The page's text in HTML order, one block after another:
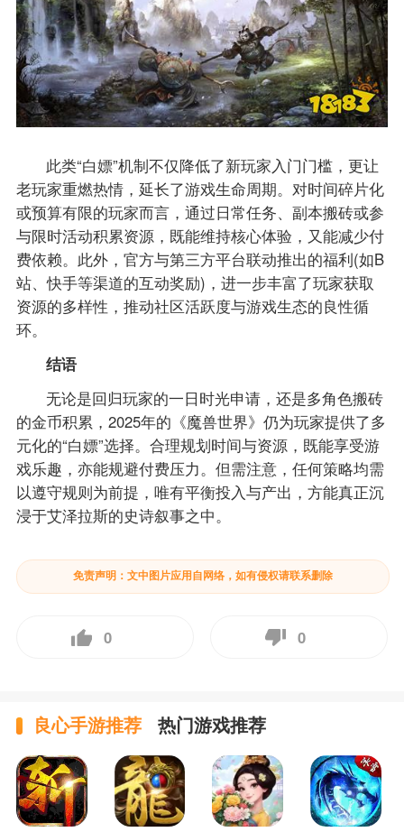
此类“白嫖”机制不仅降低了新玩家入门门槛，更让
老玩家重燃热情，延长了游戏生命周期。对时间碎片化
或预算有限的玩家而言，通过日常任务、副本搬砖或参
与限时活动积累资源，既能维持核心体验，又能减少付
费依赖。此外，官方与第三方平台联动推出的福利(如B
站、快手等渠道的互动奖励)，进一步丰富了玩家获取
资源的多样性，推动社区活跃度与游戏生态的良性循
环。
​​结语​​
无论是回归玩家的一日时光申请，还是多角色搬砖
的金币积累，2025年的《魔兽世界》仍为玩家提供了多
元化的“白嫖”选择。合理规划时间与资源，既能享受游
戏乐趣，亦能规避付费压力。但需注意，任何策略均需
以遵守规则为前提，唯有平衡投入与产出，方能真正沉
浸于艾泽拉斯的史诗叙事之中。
免责声明：文中图片应用自网络，如有侵权请联系删除
0 0
良心手游推荐 热门游戏推荐